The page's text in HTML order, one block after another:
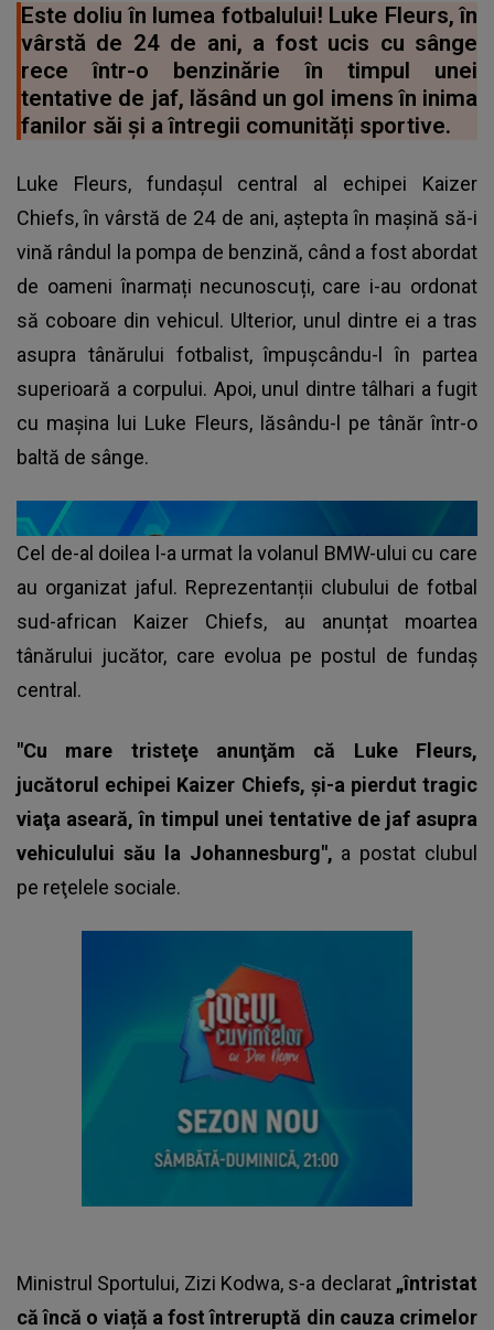
Este doliu în lumea fotbalului! Luke Fleurs, în
vârstă de 24 de ani, a fost ucis cu sânge
rece într-o benzinărie în timpul unei
tentative de jaf, lăsând un gol imens în inima
fanilor săi și a întregii comunități sportive.
Luke Fleurs, fundașul central al echipei Kaizer
Chiefs, în vârstă de 24 de ani, aștepta în mașină să-i
vină rândul la pompa de benzină, când a fost abordat
de oameni înarmați necunoscuți, care i-au ordonat
să coboare din vehicul. Ulterior, unul dintre ei a tras
asupra tânărului fotbalist, împușcându-l în partea
superioară a corpului. Apoi, unul dintre tâlhari a fugit
cu mașina lui Luke Fleurs, lăsându-l pe tânăr într-o
baltă de sânge.
Cel de-al doilea l-a urmat la volanul BMW-ului cu care
au organizat jaful. Reprezentanții clubului de fotbal
sud-african Kaizer Chiefs, au anunțat moartea
tânărului jucător, care evolua pe postul de fundaș
central.
"Cu mare tristeţe anunţăm că Luke Fleurs,
jucătorul echipei Kaizer Chiefs, şi-a pierdut tragic
viaţa aseară, în timpul unei tentative de jaf asupra
vehiculului său la Johannesburg", a postat clubul
pe reţelele sociale.
Ministrul Sportului, Zizi Kodwa, s-a declarat „întristat
că încă o viață a fost întreruptă din cauza crimelor